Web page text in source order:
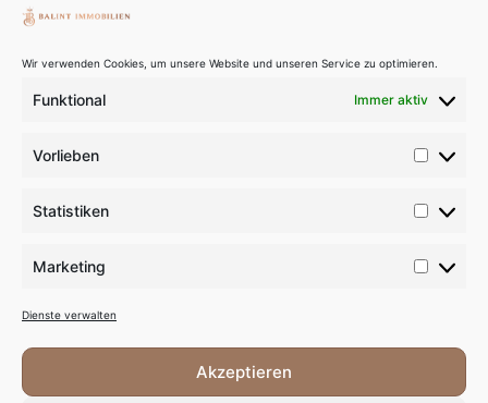
Wir verwenden Cookies, um unsere Website und unseren Service zu optimieren.
Funktional Immer aktiv
Vorlieben
Statistiken
Marketing
Dienste verwalten
Akzeptieren
ABSENDEN
1883
office@balint-
FACEBOOK